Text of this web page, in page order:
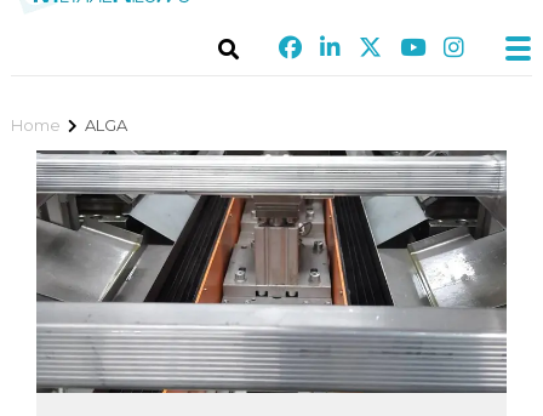
Home ALGA